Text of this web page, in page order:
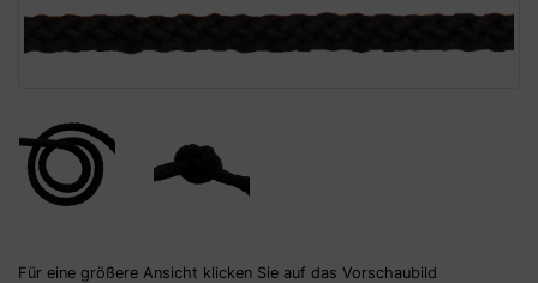
Für eine größere Ansicht klicken Sie auf das Vorschaubild